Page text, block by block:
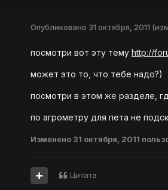
Опубликовано 31 октября, 2011
посмотри вот эту тему http://
может это то, что тебе надо?)
посмотри в этом же разделе,
по агрометру для пета не
Изменено 31 октября, 2011
Цитата